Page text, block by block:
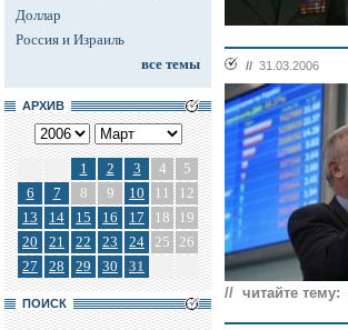
Доллар
Россия и Израиль
все темы
АРХИВ
1 2 3 4
5
6
7 8 9 10 11
12
13
14 15 16 17 18
19
20
21 22 23 24 25 26
27
28 29 30 31
ПОИСК
// 31.03.2006
// читайте тему: